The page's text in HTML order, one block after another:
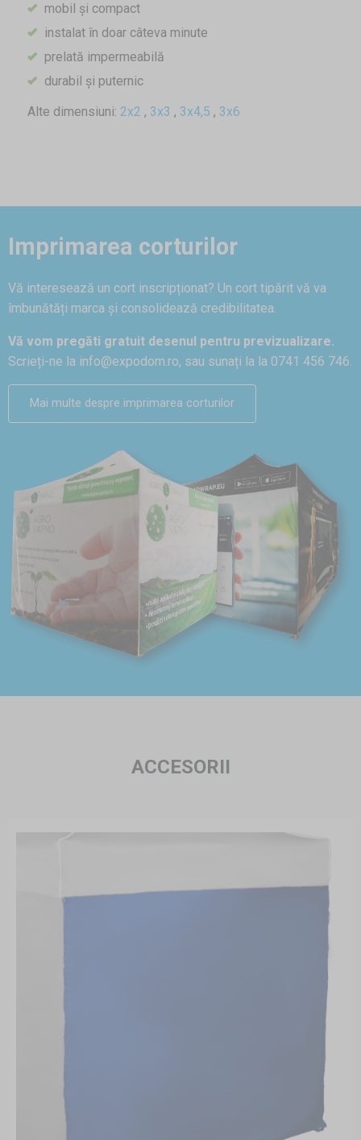
mobil și compact
instalat în doar câteva minute
prelată impermeabilă
durabil și puternic
Alte dimensiuni: 2x2 , 3x3 , 3x4,5 , 3x6
Imprimarea corturilor
Vă interesează un cort inscripționat? Un cort tipărit vă va
îmbunătăți marca și consolidează credibilitatea.
Vă vom pregăti gratuit desenul pentru previzualizare.
Scrieți-ne la info@expodom.ro, sau sunați la la 0741 456 746.
Mai multe despre imprimarea corturilor
ACCESORII